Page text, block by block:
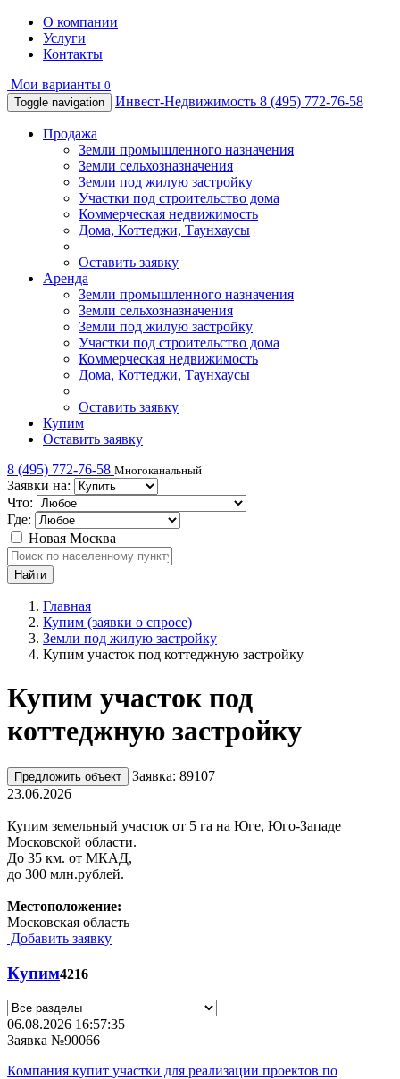
О компании
Услуги
Контакты
Мои варианты 0
Toggle navigation
Инвест-Недвижимость 8 (495) 772-76-58
Продажа
Земли промышленного назначения
Земли сельхозназначения
Земли под жилую застройку
Участки под строительство дома
Коммерческая недвижимость
Дома, Коттеджи, Таунхаусы
Оставить заявку
Аренда
Земли промышленного назначения
Земли сельхозназначения
Земли под жилую застройку
Участки под строительство дома
Коммерческая недвижимость
Дома, Коттеджи, Таунхаусы
Оставить заявку
Купим
Оставить заявку
8 (495) 772-76-58 Многоканальный
Заявки на:
Что:
Где:
Новая Москва
Главная
Купим (заявки о спросе)
Земли под жилую застройку
Купим участок под коттеджную застройку
Купим участок под
коттеджную застройку
Предложить объект
Заявка: 89107
23.06.2026
Купим земельный участок от 5 га на Юге, Юго-Западе
Московской области.
До 35 км. от МКАД,
до 300 млн.рублей.
Местоположение:
Московская область
Добавить заявку
Купим4216
06.08.2026 16:57:35
Заявка №90066
Компания купит участки для реализации проектов по